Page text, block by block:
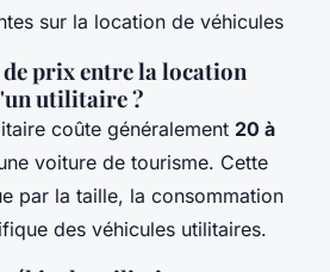
prix entre la location
utilitaire ?
coûte généralement 20 à
voiture de tourisme. Cette
par la taille, la consommation
des véhicules utilitaires.